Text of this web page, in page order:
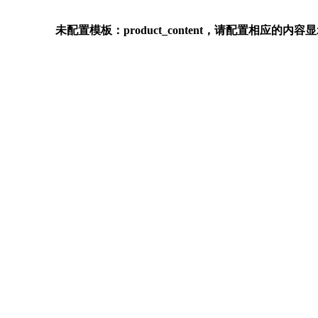
未配置模板：product_content，请配置相应的内容